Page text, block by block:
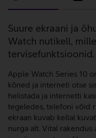
Lisainfo
Suure ekraani ja
Watch nutikell,
tervisefunktsioonid.
Apple Watch Series 10
kõned ja interneti otse
helistada ja internetti
tegeledes, telefoni võid
ekraan kuvab kellal
nurga alt. Vital rakendus